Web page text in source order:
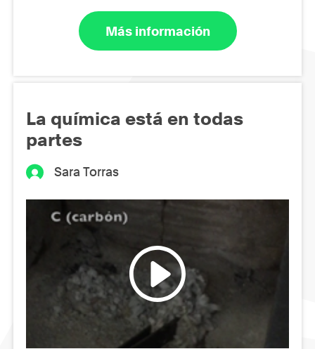
Más información
La química está en todas
partes
Sara Torras